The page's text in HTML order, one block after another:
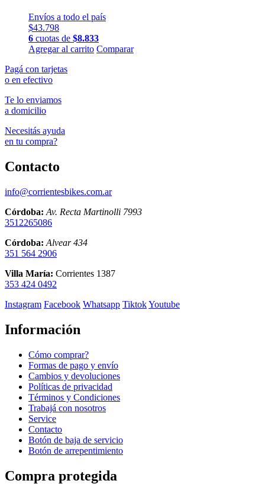
Envíos a todo el país
$43.798
6 cuotas de $8.833
Agregar al carrito Comparar
Pagá con tarjetas
o en efectivo
Te lo enviamos
a domicilio
Necesitás ayuda
en tu compra?
Contacto
info@corrientesbikes.com.ar
Córdoba: Av. Recta Martinolli 7993
3512265086
Córdoba: Alvear 434
351 564 2906
Villa María: Corrientes 1387
353 424 0492
Instagram Facebook Whatsapp TiktokYoutube
Información
Cómo comprar?
Formas de pago y envío
Cambios y devoluciones
Políticas de privacidad
Términos y Condiciones
Trabajá con nosotros
Service
Contacto
Botón de baja de servicio
Botón de arrepentimiento
Compra protegida